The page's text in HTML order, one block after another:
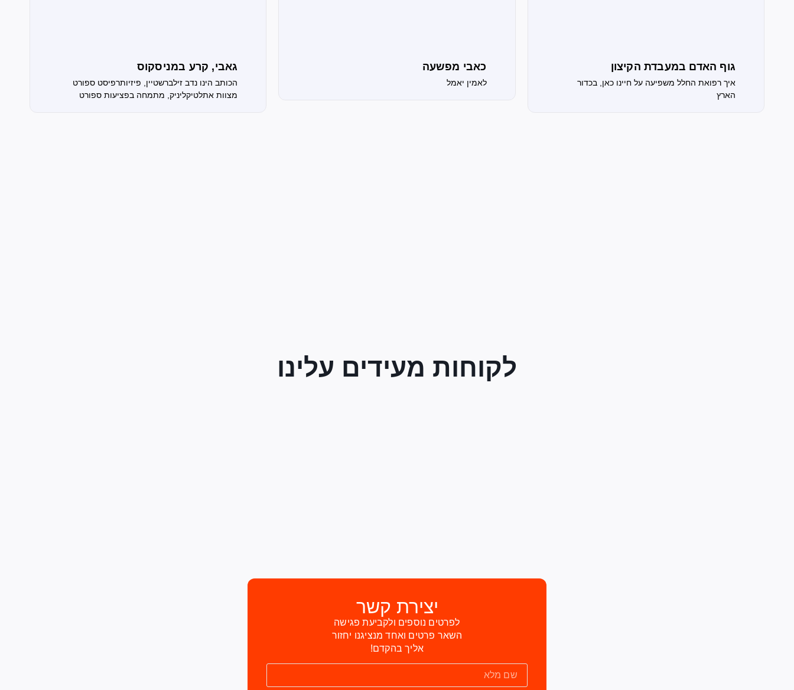
גוף האדם במעבדת הקיצון
איך רפואת החלל משפיעה על חיינו כאן, בכדור
הארץ
כאבי מפשעה
לאמין יאמל
גאבי, קרע במניסקוס
הכותב הינו נדב זילברשטיין, פיזיותרפיסט ספורט
מצוות אתלטיקליניק, מתמחה בפציעות ספורט
לקוחות מעידים עלינו
יצירת קשר
לפרטים נוספים ולקביעת פגישה
השאר פרטים ואחד מנציגנו יחזור
אליך בהקדם!